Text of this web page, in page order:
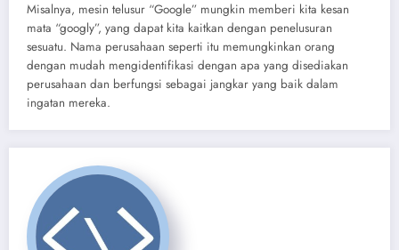
Misalnya, mesin telusur “Google” mungkin memberi kita kesan
mata “googly”, yang dapat kita kaitkan dengan penelusuran
sesuatu. Nama perusahaan seperti itu memungkinkan orang
dengan mudah mengidentifikasi dengan apa yang disediakan
perusahaan dan berfungsi sebagai jangkar yang baik dalam
ingatan mereka.